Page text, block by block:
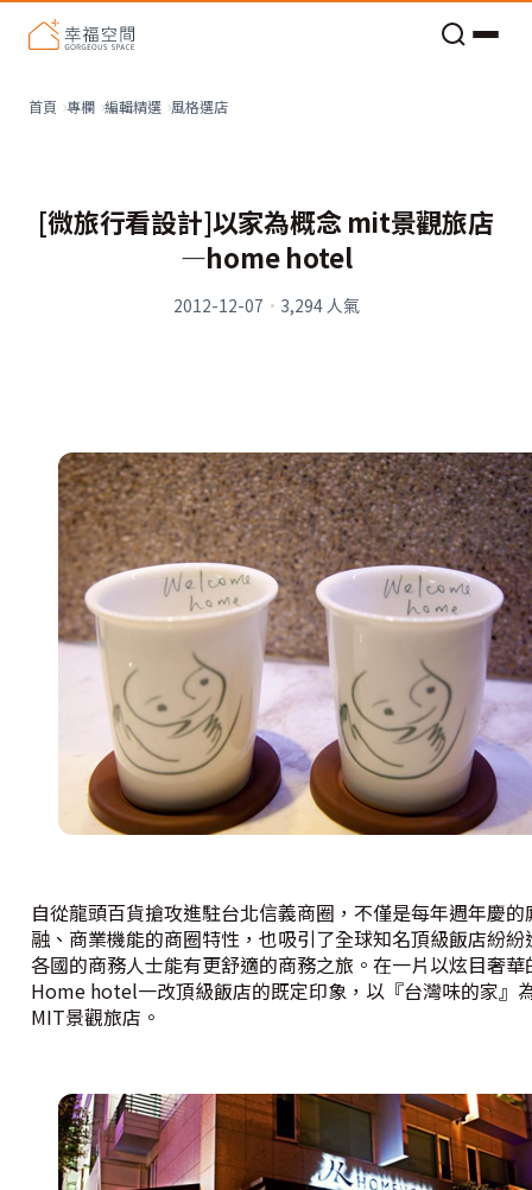
首頁 專欄 編輯精選 風格選店
[微旅行看設計]以家為概念 mit景觀旅店
—home hotel
2012-12-07 · 3,294人氣
自從龍頭百貨搶攻進駐台北信義商圈，不僅是每年週年慶
融、商業機能的商圈特性，也吸引了全球知名頂級飯店紛
各國的商務人士能有更舒適的商務之旅。在一片以炫目奢
Home hotel一改頂級飯店的既定印象，以『台灣味的家』
MIT景觀旅店。